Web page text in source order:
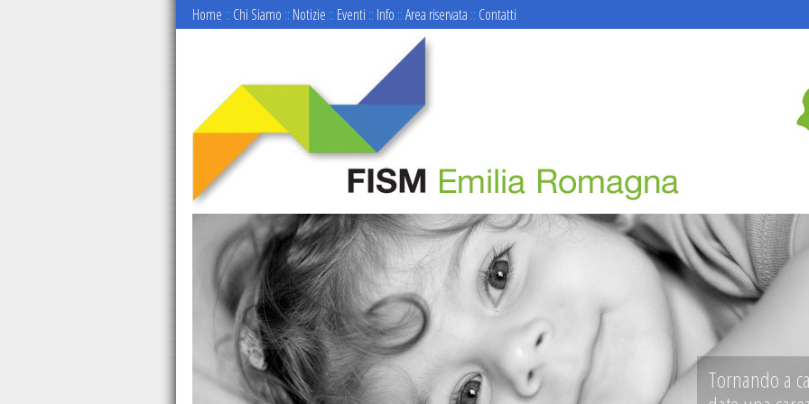
Home :: Chi Siamo :: Notizie :: Eventi :: Info ::Area riservata :: Contatti
Tornando a